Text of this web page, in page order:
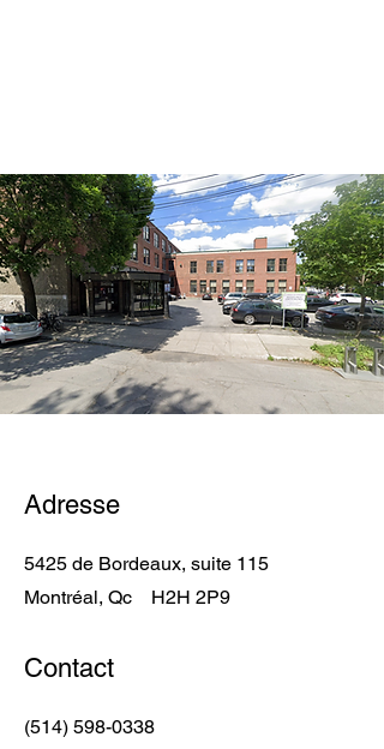
Adresse
5425 de Bordeaux, suite 115
Montréal, Qc H2H 2P9
Contact
(514) 598-0338